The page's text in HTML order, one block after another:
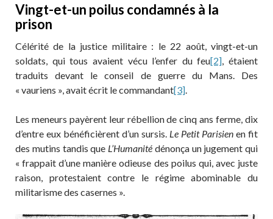
Vingt-et-un poilus condamnés à la
prison
Célérité de la justice militaire : le 22 août, vingt-et-un
soldats, qui tous avaient vécu l’enfer du feu[2], étaient
traduits devant le conseil de guerre du Mans. Des
« vauriens », avait écrit le commandant[3].
Les meneurs payèrent leur rébellion de cinq ans ferme, dix
d’entre eux bénéficièrent d’un sursis. Le Petit Parisien en fit
des mutins tandis que L’Humanité dénonça un jugement qui
« frappait d’une manière odieuse des poilus qui, avec juste
raison, protestaient contre le régime abominable du
militarisme des casernes ».